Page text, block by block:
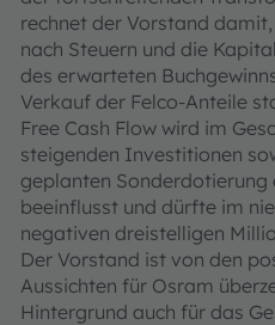
rechnet der Vorstand
nach Steuern und die
des erwarteten
Verkauf der Felco-Anteile
Free Cash Flow wird im
steigenden Investitionen
geplanten Sonderdotierung
beeinflusst und dürfte im
negativen dreistelligen
Der Vorstand ist von den
Aussichten für Osram
Hintergrund auch für das